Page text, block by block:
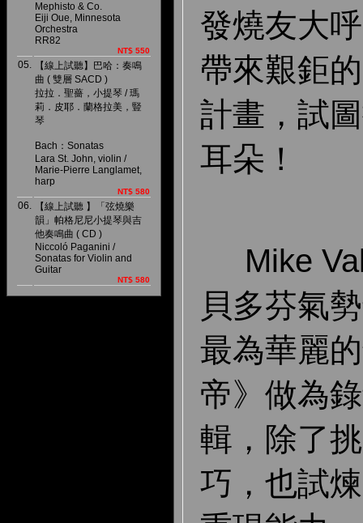
Mephisto & Co.
Eiji Oue, Minnesota
Orchestra
RR82
NT$ 550
05.
【線上試聽】巴哈：奏鳴
曲 ( 雙層 SACD )
拉拉．聖薔，小提琴 / 瑪
莉．皮耶．蘭格拉美，豎
琴
Bach：Sonatas
Lara St. John, violin /
Marie-Pierre Langlamet,
harp
NT$ 580
06.
【線上試聽 】「弦燒樂
韻」帕格尼尼小提琴與吉
他奏鳴曲 ( CD )
Niccoló Paganini /
Sonatas for Violin and
Guitar
NT$ 580
發燒友大
帶來艱鉅
計畫，試
耳朵！
Mike
貝多芬氣
最為華麗
帝》做為
輯，除了
巧，也試